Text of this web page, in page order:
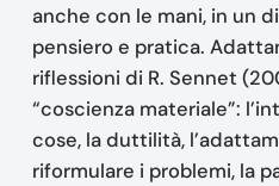
anche con le mani, in un
pensiero e pratica.
riflessioni di R. Sennet
“coscienza materiale”:
cose, la duttilità,
riformulare i problemi, la